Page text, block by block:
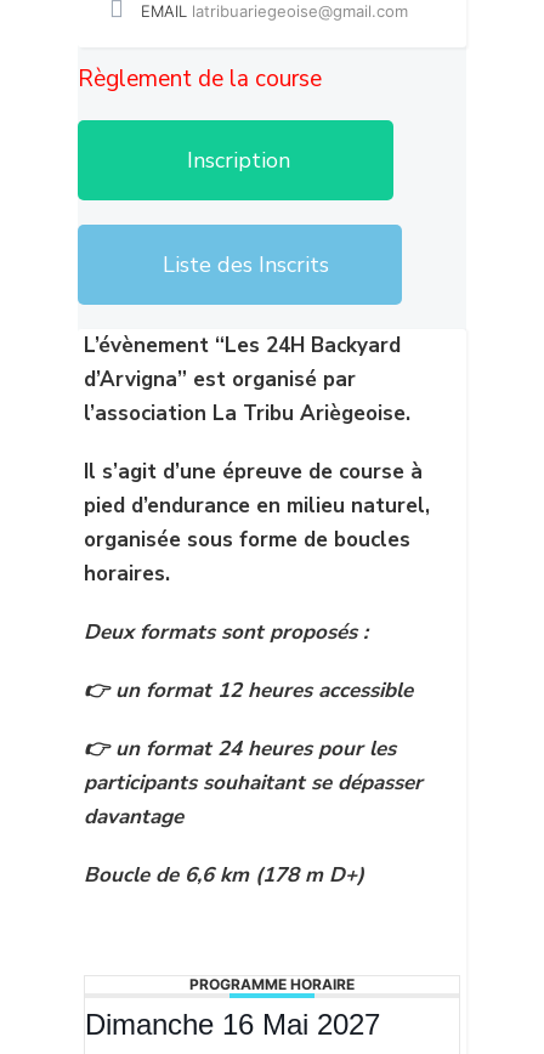
EMAIL latribuariegeoise@gmail.com
Règlement de la course
Inscription
Liste des Inscrits
L’évènement “Les 24H Backyard
d’Arvigna” est organisé par
l’association La Tribu Ariègeoise.
Il s’agit d’une épreuve de course à
pied d’endurance en milieu naturel,
organisée sous forme de boucles
horaires.
Deux formats sont proposés :
👉 un format 12 heures accessible
👉 un format 24 heures pour les
participants souhaitant se dépasser
davantage
Boucle de 6,6 km (178 m D+)
PROGRAMME HORAIRE
Dimanche 16 Mai 2027